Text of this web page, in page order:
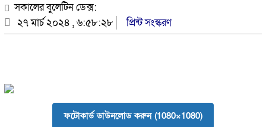
সকালের বুলেটিন ডেক্স:
২৭ মার্চ ২০২৪ , ৬:৫৮:২৮
প্রিন্ট সংস্করণ
ফটোকার্ড ডাউনলোড করুন (1080×1080)